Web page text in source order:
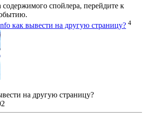
спойлера, перейдите к
как вывести на другую страницу? 4
на другую страницу?